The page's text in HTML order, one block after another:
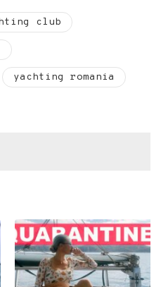
club
yachting romania